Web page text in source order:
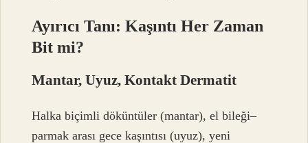
Ayırıcı Tanı: Kaşıntı Her Zaman
Bit mi?
Mantar, Uyuz, Kontakt Dermatit
Halka biçimli döküntüler (mantar), el bileği–
parmak arası gece kaşıntısı (uyuz), yeni